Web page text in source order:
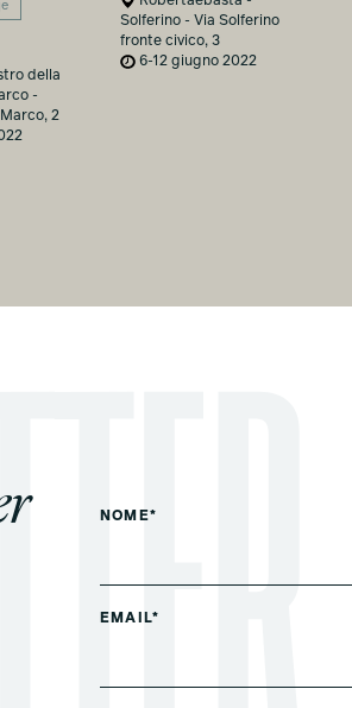
della
-
2
Solferino - Via Solferino
fronte civico, 3
6-12 giugno 2022
NOME*
EMAIL*